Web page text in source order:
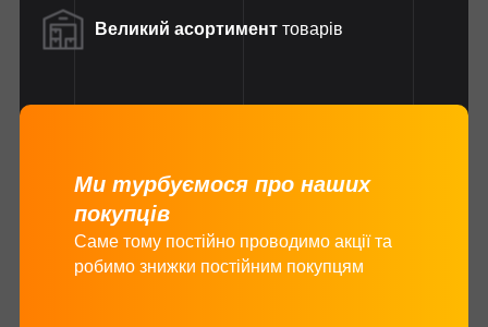
Великий асортимент товарів
Ми турбуємося про наших
покупців
Саме тому постійно проводимо акції та
робимо знижки постійним покупцям